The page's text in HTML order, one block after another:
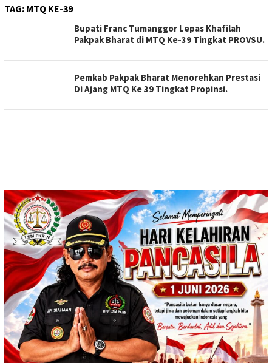
TAG: MTQ KE-39
Bupati Franc Tumanggor Lepas Khafilah
Pakpak Bharat di MTQ Ke-39 Tingkat PROVSU.
Pemkab Pakpak Bharat Menorehkan Prestasi
Di Ajang MTQ Ke 39 Tingkat Propinsi.